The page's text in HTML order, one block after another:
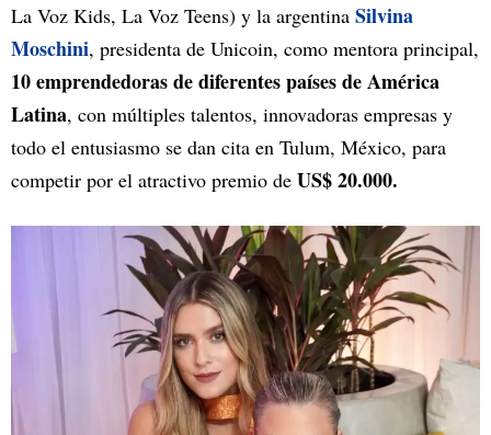
La Voz Kids, La Voz Teens) y la argentina Silvina
Moschini, presidenta de Unicoin, como mentora principal,
10 emprendedoras de diferentes países de América
Latina, con múltiples talentos, innovadoras empresas y
todo el entusiasmo se dan cita en Tulum, México, para
competir por el atractivo premio de US$ 20.000.